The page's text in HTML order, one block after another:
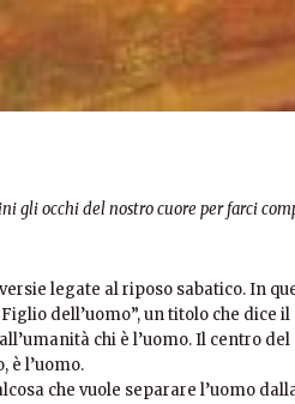
gli occhi del nostro cuore per farci
legate al riposo sabatico. In
dell’uomo”, un titolo che dice il
chi è l’uomo. Il centro
è l’uomo.
che vuole separare l’uomo